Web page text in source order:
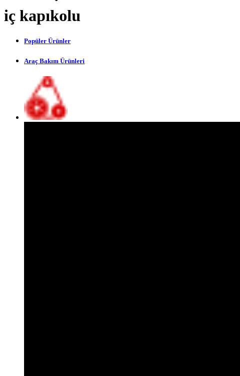
iç kapıkolu
Popüler Ürünler
Araç Bakım Ürünleri